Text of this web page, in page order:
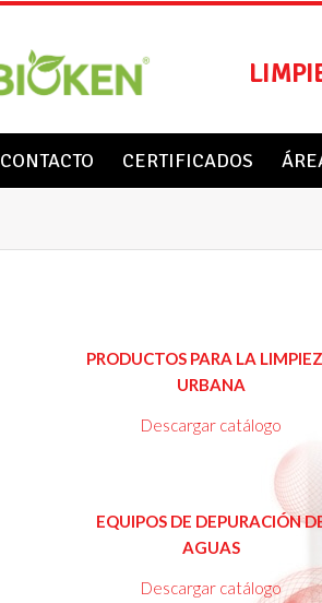
CONTACTO CERTIFICADOS
Ver
Catálogo
PRODUCTOS PARA LA
URBANA
Descargar catálogo
Ver
EQUIPOS DE DEPURACIÓN
AGUAS
Descargar catálogo